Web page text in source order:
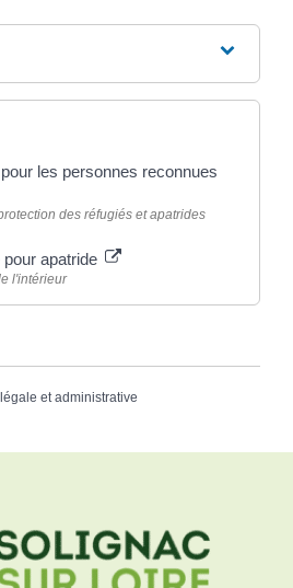
les personnes reconnues
des réfugiés et apatrides
apatride
l'intérieur
et administrative